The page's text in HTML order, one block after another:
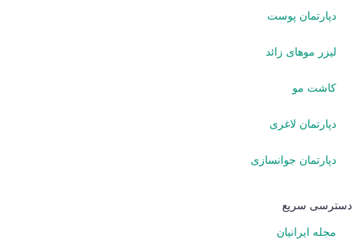
دپارتمان پوست
لیزر موهای زائد
کاشت مو
دپارتمان لاغری
دپارتمان جوانسازی
دسترسی سریع
مجله ایرانیان